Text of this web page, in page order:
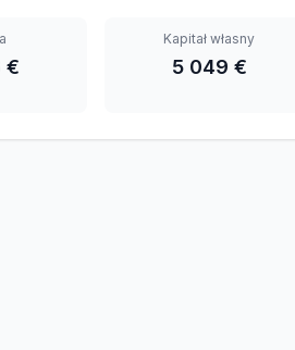
€
Kapitał własny
5 049 €